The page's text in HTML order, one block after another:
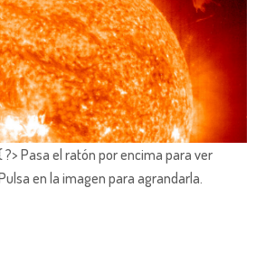
Pasa el ratón por encima para ver
en la imagen para agrandarla.